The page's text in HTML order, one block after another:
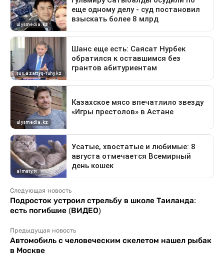
Следующая новость
Подросток устроил стрельбу в школе Таиланда:
есть погибшие (ВИДЕО)
Предыдущая новость
Автомобиль с человеческим скелетом нашел рыбак
в Москве